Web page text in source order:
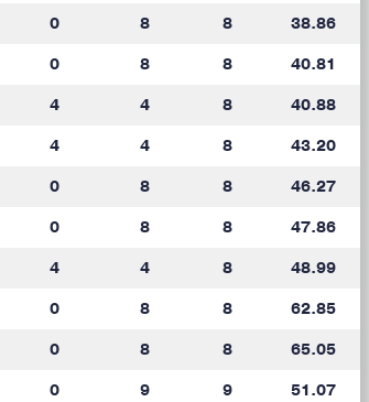
0 8 8
38.86
0 8 8
40.81
4 4 8
40.88
4 4 8
43.20
0 8 8
46.27
0 8 8
47.86
4 4 8
48.99
0 8 8
62.85
0 8 8
65.05
0 9 9
51.07